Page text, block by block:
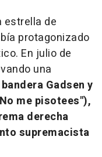
estrella de
protagonizado
En julio de
una
Gadsen y
me pisotees"),
derecha
supremacista